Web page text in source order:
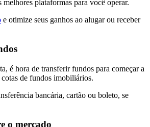
plataformas para você operar.
e otimize seus ganhos ao alugar ou receber
é hora de transferir fundos para começar a
de fundos imobiliários.
bancária, cartão ou boleto, se
o mercado